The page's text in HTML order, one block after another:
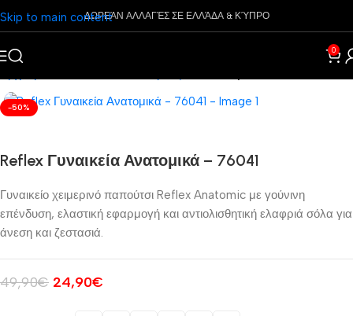
Skip to main contentΔΩΡΕΆΝ ΑΛΛΑΓΈΣ ΣΕ ΕΛΛΆΔΑ & ΚΎΠΡΟ
0
-50%
Reflex Γυναικεία Ανατομικά – 76041
Γυναικείο χειμερινό παπούτσι Reflex Anatomic με γούνινη
επένδυση, ελαστική εφαρμογή και αντιολισθητική ελαφριά σόλα για
άνεση και ζεστασιά.
49,90€ 24,90€